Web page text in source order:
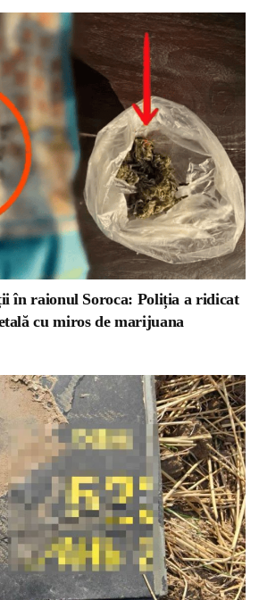
în raionul Soroca: Poliția a ridicat
cu miros de marijuana